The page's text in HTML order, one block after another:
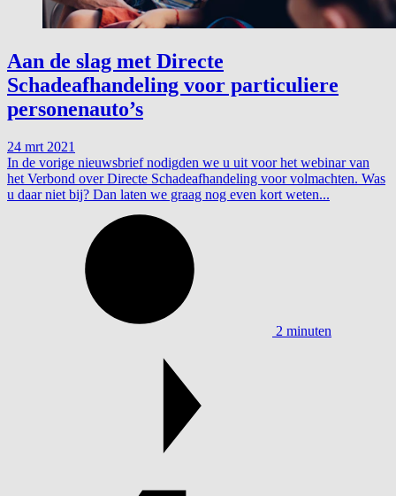
Aan de slag met Directe
Schadeafhandeling voor particuliere
personenauto’s
24 mrt 2021
In de vorige nieuwsbrief nodigden we u uit voor het webinar van
het Verbond over Directe Schadeafhandeling voor volmachten. Was
u daar niet bij? Dan laten we graag nog even kort weten...
2 minuten